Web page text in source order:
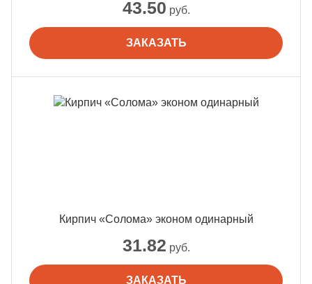
43.50 руб.
ЗАКАЗАТЬ
31.82 руб.
ЗАКАЗАТЬ
Кирпич «Солома» эконом одинарный